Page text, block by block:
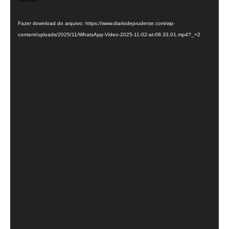
Fazer download do arquivo: https://www.diariodeprudente.com/wp-
content/uploads/2025/11/WhatsApp-Video-2025-11-02-at-08.33.01.mp4?_=2